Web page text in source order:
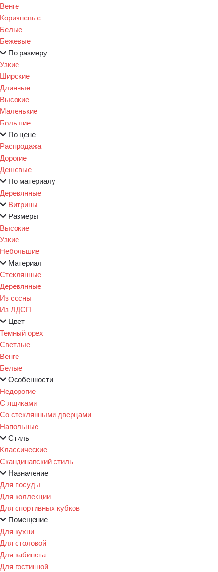
Венге
Коричневые
Белые
Бежевые
По размеру
Узкие
Широкие
Длинные
Высокие
Маленькие
Большие
По цене
Распродажа
Дорогие
Дешевые
По материалу
Деревянные
Витрины
Размеры
Высокие
Узкие
Небольшие
Материал
Стеклянные
Деревянные
Из сосны
Из ЛДСП
Цвет
Темный орех
Светлые
Венге
Белые
Особенности
Недорогие
С ящиками
Со стеклянными дверцами
Напольные
Стиль
Классические
Скандинавский стиль
Назначение
Для посуды
Для коллекции
Для спортивных кубков
Помещение
Для кухни
Для столовой
Для кабинета
Для гостинной